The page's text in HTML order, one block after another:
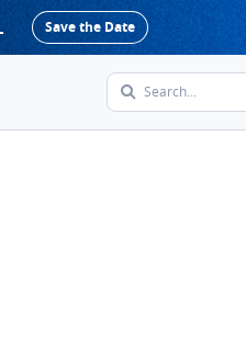
Save the Date
Search...